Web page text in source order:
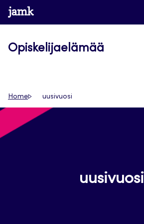
Siirry
suoraan
www.jamk.fi
Opiskelijaelämää
Home uusivuosi
uusivuosi